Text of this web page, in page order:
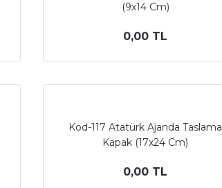
(9x14 Cm)
0,00 TL
Kod-117 Atatürk Ajanda Taslama
Kapak (17x24 Cm)
0,00 TL